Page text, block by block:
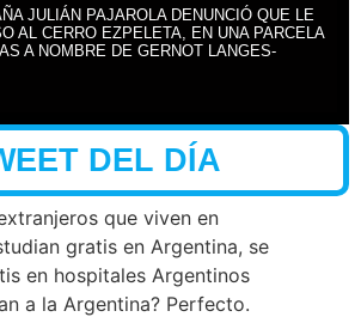
JULIÁN PAJAROLA DENUNCIÓ QUE LE
AL CERRO EZPELETA, EN UNA PARCELA
A NOMBRE DE GERNOT LANGES-
DEL DÍA
que viven en
gratis en Argentina, se
en hospitales Argentinos
a la Argentina? Perfecto.